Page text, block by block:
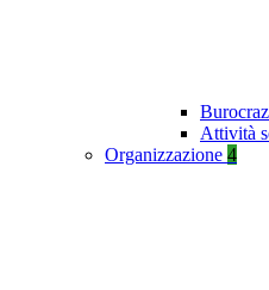
Attività
Organizzazione 4